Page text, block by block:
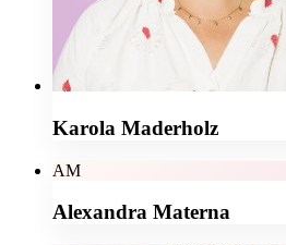
Karola Maderholz
AM
Alexandra Materna